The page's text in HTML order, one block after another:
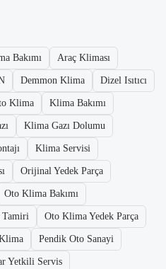
Bakımı Araç Kliması
Demmon Klima Dizel Isıtıcı
Klima Klima Bakımı
Klima Gazı Dolumu
Klima Servisi
Orijinal Yedek Parça
Oto Klima Bakımı
Oto Klima Yedek Parça
Pendik Oto Sanayi
Yetkili Servis